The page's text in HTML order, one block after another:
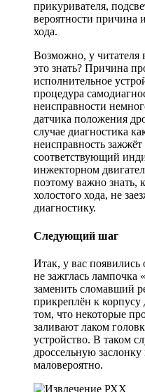
прикуривателя,
вероятности причина
хода.
Возможно, у читателя
это знать? Причина
исполнительное
процедура
неисправности
датчика положения
случае диагностика
неисправность
соответствующий
инжекторном
поэтому важно знать,
холостого хода, не
диагностику.
Следующий шаг
Итак, у вас
не зажглась лампочка
заменить сломавший
прикреплён к корпусу
том, что некоторые
заливают лаком
устройство. В таком
дроссельную
маловероятно.